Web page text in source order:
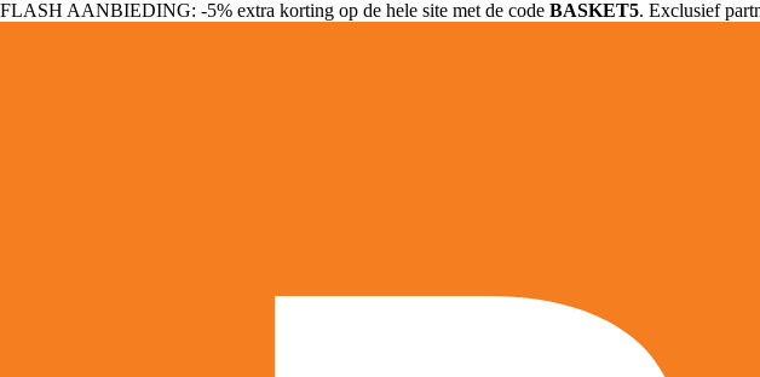
FLASH AANBIEDING: -5% extra korting op de hele site met de code BASKET5. Exclusief